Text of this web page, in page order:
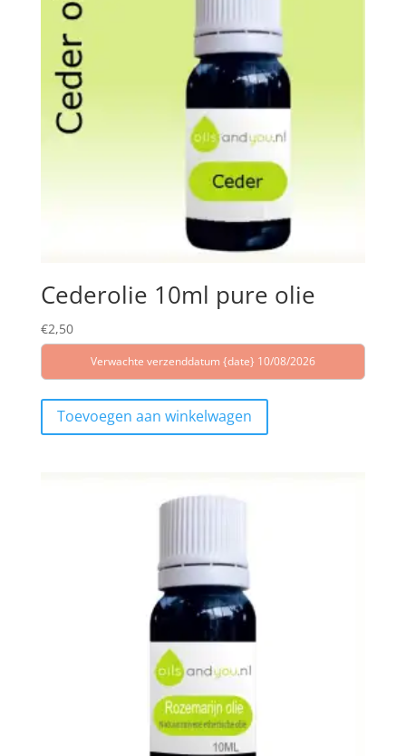
Cederolie 10ml pure olie
€2,50
Verwachte verzenddatum {date} 10/08/2026
Toevoegen aan winkelwagen